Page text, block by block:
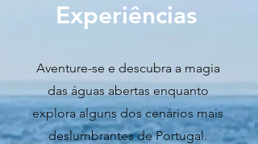
Experiências
Aventure-se e descubra a magia
das águas abertas enquanto
explora alguns dos cenários mais
deslumbrantes de Portugal.